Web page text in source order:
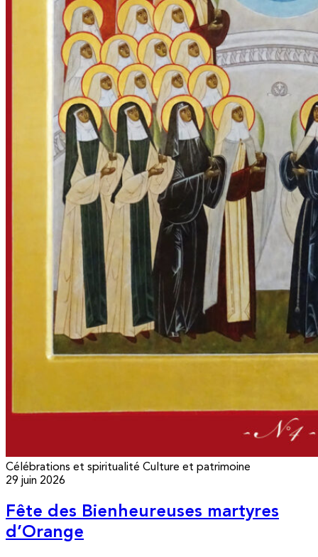
Célébrations et spiritualité Culture et patrimoine
29 juin 2026
Fête des Bienheureuses martyres
d’Orange